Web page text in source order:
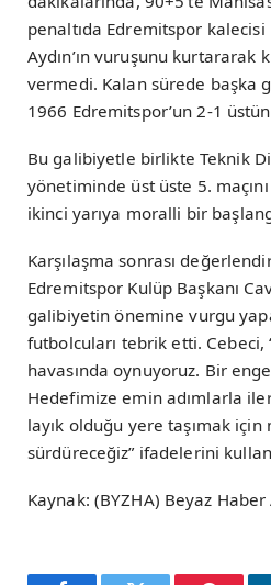
penaltıda Edremitspor
Aydın’ın vuruşunu kurtararak
vermedi. Kalan sürede başka
1966 Edremitspor’un 2-1
Bu galibiyetle birlikte Teknik
yönetiminde üst üste 5.
ikinci yarıya moralli bir
Karşılaşma sonrası
Edremitspor Kulüp Başkanı
galibiyetin önemine vurgu
futbolcuları tebrik etti. Cebeci,
havasında oynuyoruz. Bir
Hedefimize emin adımlarla
layık olduğu yere taşımak için
sürdüreceğiz” ifadelerini
Kaynak: (BYZHA) Beyaz Haber